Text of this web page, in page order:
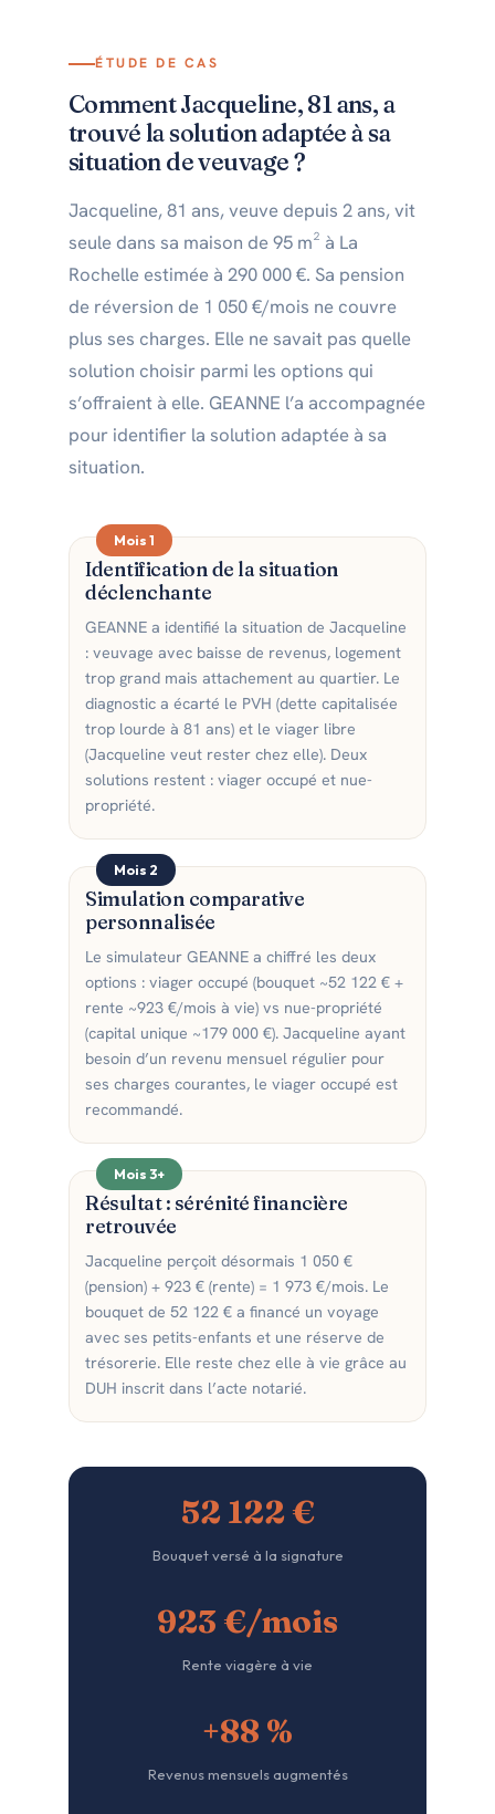
l’acte.
selon l’art. 158-6 CGI) ; (2)
transmission ; (3)Travailler avec un
notaire spécialisé— les garanties (DUH,
privilège du vendeur, clause résolutoire)
Simuler d’abord— le simulateur
GEANNE produit les montants
comparatifs en 2 minutes avant tout
engagement.
ÉTUDE DE CAS
Comment Jacqueline, 81 ans, a
trouvé la solution adaptée à sa
situation de veuvage ?
Jacqueline, 81 ans, veuve depuis 2 ans, vit
seule dans sa maison de 95 m² à La
Rochelle estimée à 290 000 €. Sa pension
de réversion de 1 050 €/mois ne couvre
plus ses charges. Elle ne savait pas quelle
solution choisir parmi les options qui
s’offraient à elle. GEANNE l’a accompagnée
pour identifier la solution adaptée à sa
situation.
Mois 1
Identification de la situation
déclenchante
GEANNE a identifié la situation de Jacqueline
: veuvage avec baisse de revenus, logement
trop grand mais attachement au quartier. Le
diagnostic a écarté le PVH (dette capitalisée
trop lourde à 81 ans) et le viager libre
(Jacqueline veut rester chez elle). Deux
solutions restent : viager occupé et nue-
propriété.
Mois 2
Simulation comparative
personnalisée
Le simulateur GEANNE a chiffré les deux
options : viager occupé (bouquet ~52 122 € +
rente ~923 €/mois à vie) vs nue-propriété
(capital unique ~179 000 €). Jacqueline ayant
besoin d’un revenu mensuel régulier pour
ses charges courantes, le viager occupé est
recommandé.
Mois 3+
Résultat : sérénité financière
retrouvée
Jacqueline perçoit désormais 1 050 €
(pension) + 923 € (rente) = 1 973 €/mois. Le
bouquet de 52 122 € a financé un voyage
avec ses petits-enfants et une réserve de
trésorerie. Elle reste chez elle à vie grâce au
DUH inscrit dans l’acte notarié.
52 122 €
Bouquet versé à la signature
923 €/mois
Rente viagère à vie
+88 %
Revenus mensuels augmentés